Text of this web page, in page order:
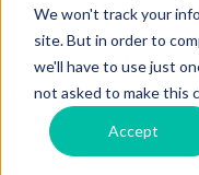
We won't track your
site. But in order to
we'll have to use just
not asked to make this
Accept
Hej! Hur kan vi
Det finns inga förslag